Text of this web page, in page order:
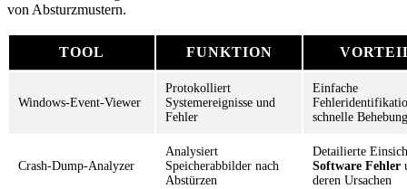
von Absturzmustern.
TOOL FUNKTION
Windows-Event-Viewer
Protokolliert
Systemereignisse und
Fehler
Einfache
schnelle Behebung
Crash-Dump-Analyzer
Analysiert
Speicherabbilder nach
Abstürzen
Detailierte
Software Fehler
deren Ursachen